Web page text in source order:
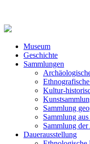
Museum
Geschichte
Sammlungen
Kultur-
Sammlung
Sammlung
Sammlung
Dauerausstellung